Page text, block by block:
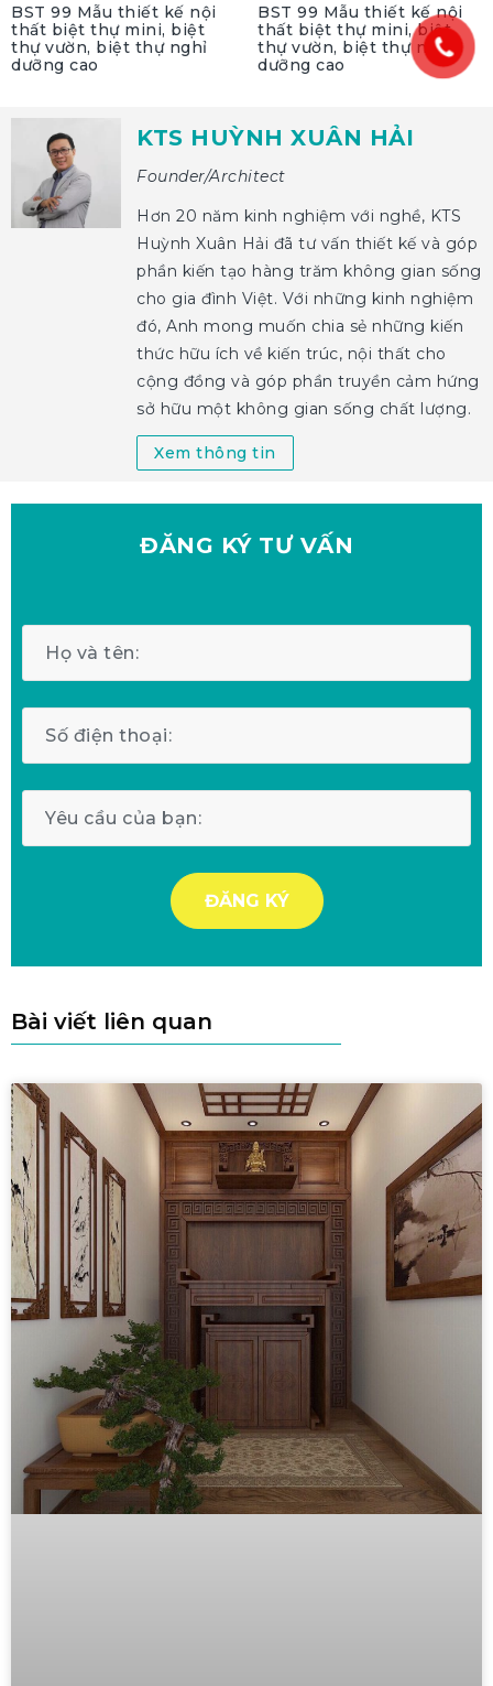
BST 99 Mẫu thiết kế nội
thất biệt thự mini, biệt
thự vườn, biệt thự nghỉ
dưỡng cao
BST 99 Mẫu thiết kế nội
thất biệt thự mini, biệt
thự vườn, biệt thự nghỉ
dưỡng cao
KTS HUỲNH XUÂN HẢI
Founder/Architect
Hơn 20 năm kinh nghiệm với nghề, KTS
Huỳnh Xuân Hải đã tư vấn thiết kế và góp
phần kiến tạo hàng trăm không gian sống
cho gia đình Việt. Với những kinh nghiệm
đó, Anh mong muốn chia sẻ những kiến
thức hữu ích về kiến trúc, nội thất cho
cộng đồng và góp phần truyền cảm hứng
sở hữu một không gian sống chất lượng.
Xem thông tin
ĐĂNG KÝ TƯ VẤN
Bài viết liên quan